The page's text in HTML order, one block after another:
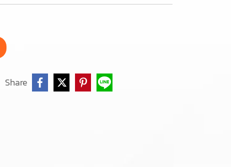
Share